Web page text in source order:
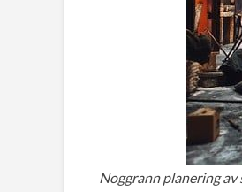
Noggrann planering